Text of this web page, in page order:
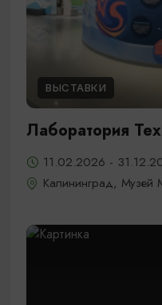
ВЫСТАВКИ
Лаборатория
11.02.2026 -
Калининград, Музей